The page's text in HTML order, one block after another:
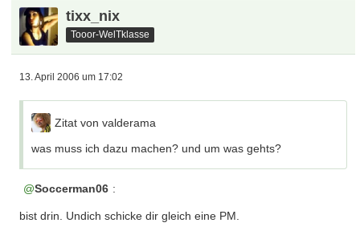
tixx_nix
Tooor-WelTklasse
13. April 2006 um 17:02
Zitat von valderama
was muss ich dazu machen? und um was gehts?
Soccerman06 :
bist drin. Undich schicke dir gleich eine PM.